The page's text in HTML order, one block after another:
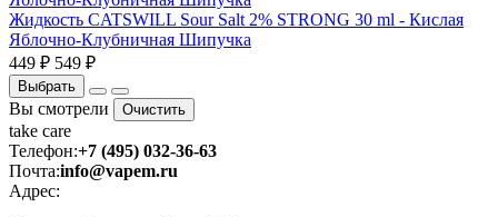
Жидкость CATSWILL Sour Salt 2% STRONG 30 ml - Кислая
Яблочно-Клубничная Шипучка
449 ₽ 549 ₽
Выбрать
Вы смотрели Очистить
take care
Телефон:+7 (495) 032-36-63
Почта:info@vapem.ru
Адрес: